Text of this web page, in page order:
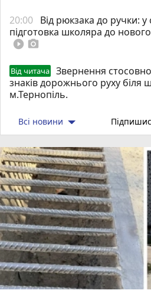
20:00 Від рюкзака до ручки: у
підготовка школяра до
play_circle_filled photo_camera
Від читача
Звернення стосовно
знаків дорожнього руху біля
м.Тернопіль.
Всі новини